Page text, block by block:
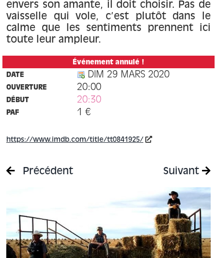
envers son amante, il doit choisir. Pas de
vaisselle qui vole, c’est plutôt dans le
calme que les sentiments prennent ici
toute leur ampleur.
Événement annulé !
DATE
DIM 29 MARS 2020
OUVERTURE 20:00
DÉBUT 20:30
PAF 1 €
https://www.imdb.com/title/tt0841925/
Précédent Suivant